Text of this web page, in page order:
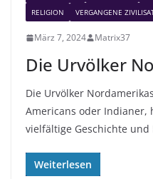
RELIGION
VERGANGENE
März 7, 2024 Matrix37
Die Urvölker
Die Urvölker
Americans oder Indianer,
vielfältige Geschichte und
Weiterlesen